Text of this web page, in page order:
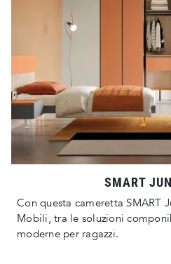
SMART
Con questa cameretta SMART
Mobili, tra le soluzioni
moderne per ragazzi.